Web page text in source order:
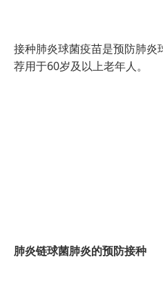
接种肺炎球菌疫苗是预防肺炎
荐用于60岁及以上老年人。
肺炎链球菌肺炎的预防接种